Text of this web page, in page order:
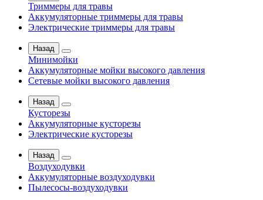
Триммеры для травы
Аккумуляторные триммеры для травы
Электрические триммеры для травы
Назад
Минимойки
Аккумуляторные мойки высокого давления
Сетевые мойки высокого давления
Назад
Кусторезы
Аккумуляторные кусторезы
Электрические кусторезы
Назад
Воздуходувки
Аккумуляторные воздуходувки
Пылесосы-воздуходувки